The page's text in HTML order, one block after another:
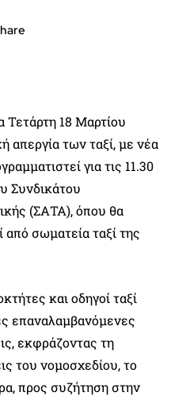
Τετάρτη 18 Μαρτίου
απεργία των ταξί, με νέα
για τις 11.30
Συνδικάτου
(ΣΑΤΑ), όπου θα
σωματεία ταξί της
και οδηγοί ταξί
επαναλαμβανόμενες
εκφράζοντας τη
του νομοσχεδίου, το
προς συζήτηση στην